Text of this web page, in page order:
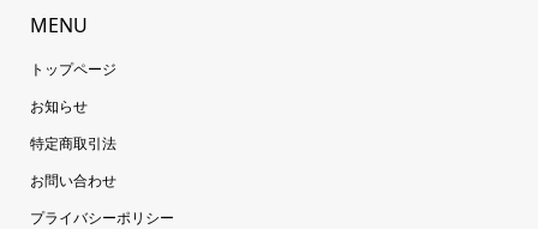
MENU
トップページ
お知らせ
特定商取引法
お問い合わせ
プライバシーポリシー